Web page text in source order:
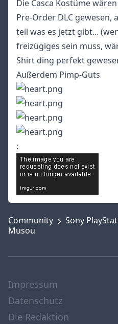
Die Casca Kostüme
Pre-Order DLC gewesen,
teil was es jetzt gibt...
freizügiges sein muss,
Shirt ding perfekt
Außerdem Pimp-Guts
:
Community Sony
Musou
Impressum
Datenschutz
Die Redaktion